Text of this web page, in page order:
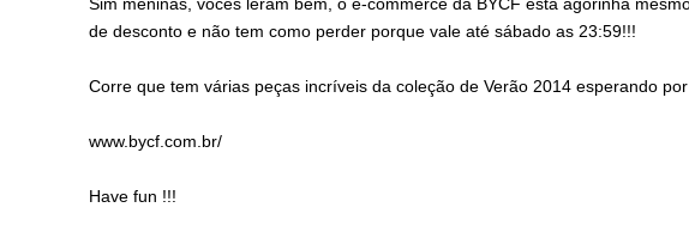
de desconto e não tem como perder porque vale até sábado as 23:59!!!
Corre que tem várias peças incríveis da coleção de Verão 2014 esperando
www.bycf.com.br/
Have fun !!!